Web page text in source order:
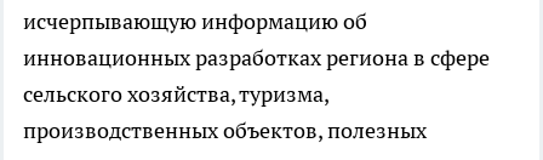
исчерпывающую информацию об
инновационных разработках региона в сфере
сельского хозяйства, туризма,
производственных объектов, полезных